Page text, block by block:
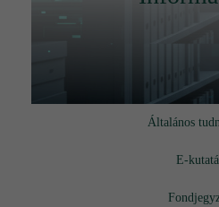
Általános
E-